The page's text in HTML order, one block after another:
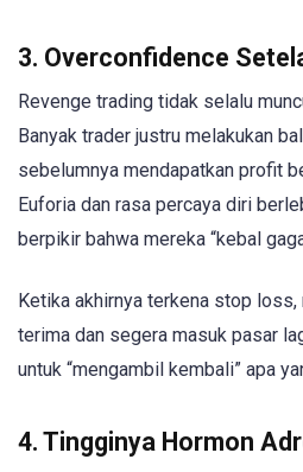
3. Overconfidence
Revenge trading tidak selalu
Banyak trader justru melakukan
sebelumnya mendapatkan profit
Euforia dan rasa percaya diri
berpikir bahwa mereka “kebal
Ketika akhirnya terkena stop
terima dan segera masuk pasar
untuk “mengambil kembali” apa
4. Tingginya Hormon